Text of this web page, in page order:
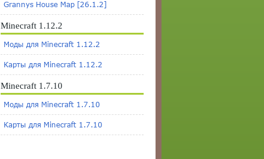
Grannys House Map [26.1.2]
Minecraft 1.12.2
Моды для Minecraft 1.12.2
Карты для Minecraft 1.12.2
Minecraft 1.7.10
Моды для Minecraft 1.7.10
Карты для Minecraft 1.7.10